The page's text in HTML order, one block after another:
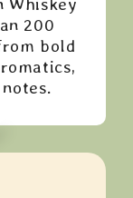
200
bold